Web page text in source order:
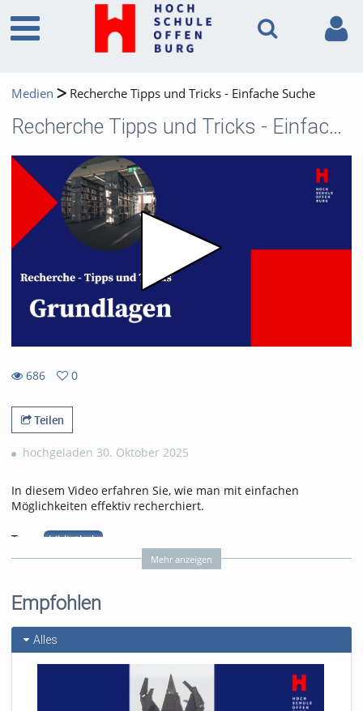
Medien Recherche Tipps und Tricks - Einfache Suche
Recherche Tipps und Tricks - Einfache Suche
686
views
0
favorites
Teilen
hochgeladen 30. Oktober 2025
In diesem Video erfahren Sie, wie man mit einfachen
Möglichkeiten effektiv recherchiert.
Tags:
bibliothek
hso-bibliothek
recherchieren
recherche
Kategorien:
Mehr anzeigen
Empfohlen
Alles